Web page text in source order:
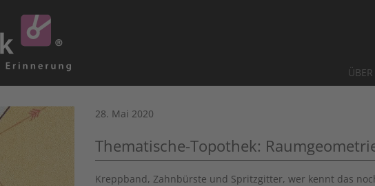
ÜBER
28. Mai 2020
Thematische-Topothek:
Kreppband, Zahnbürste und Spritzgitter, wer kennt das